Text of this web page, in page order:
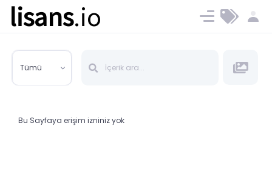
lisans.io Ücret ve Planlar
Tümü
Bu Sayfaya erişim izniniz yok